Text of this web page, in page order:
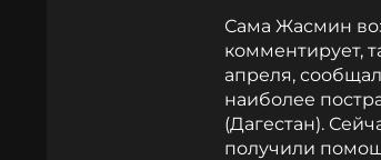
Сама Жасмин
комментирует,
апреля,
наиболее
(Дагестан).
получили